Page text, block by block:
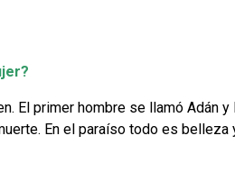
El primer hombre se llamó Adán
En el paraíso todo es belleza